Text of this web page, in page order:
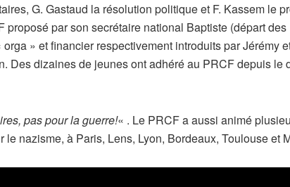
G. Gastaud la résolution politique et F. Kassem le
proposé par son secrétaire national Baptiste (départ des
» et financier respectivement introduits par Jérémy
Des dizaines de jeunes ont adhéré au PRCF depuis le
pas pour la guerre!« . Le PRCF a aussi animé
nazisme, à Paris, Lens, Lyon, Bordeaux, Toulouse et